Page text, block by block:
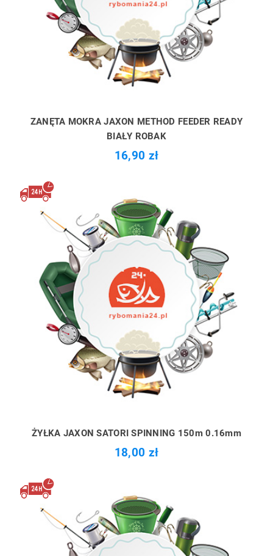
ZANĘTA MOKRA JAXON METHOD FEEDER READY
BIAŁY ROBAK
16,90 zł
ŻYŁKA JAXON SATORI SPINNING 150m 0.16mm
18,00 zł